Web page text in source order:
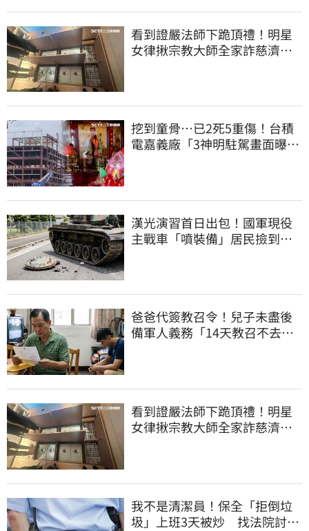
看到證嚴法師下跪頂禮！明星
女律揪宗教大師全家詐慈濟…
挖到童骨…已2死5重傷！台積
電嘉義廠「3神明駐駕畫面曝
漢光演習首日出包！國軍現役
主戰車「噴裝備」居民撿到零
爸爸代簽教召令！兒子未盡後
備軍人義務「14天教召不去」
看到證嚴法師下跪頂禮！明星
女律揪宗教大師全家詐慈濟…
我不是清潔員！保全「拒倒垃
圾」上班3天被炒 找法院討公